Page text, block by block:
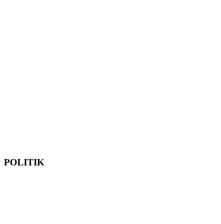
POLITIK